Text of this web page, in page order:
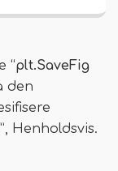
“plt.SaveFig
den
”, Henholdsvis.